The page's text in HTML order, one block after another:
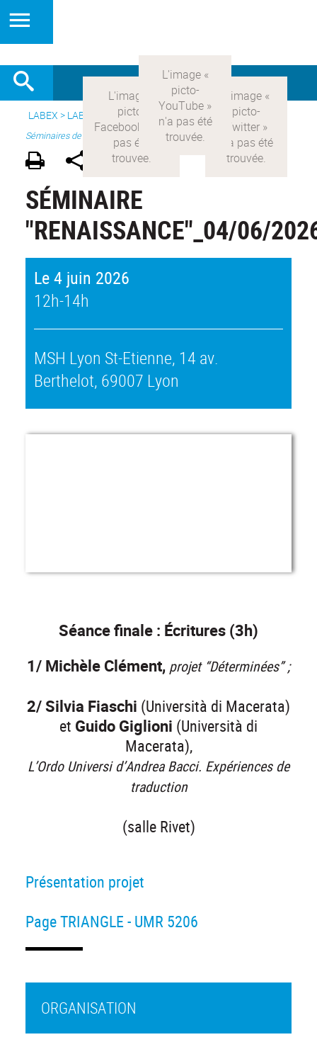
LABEX > LABEX COMOD> Version française > Recherche >
Séminaires de recherche
SÉMINAIRE
"RENAISSANCE"_04/06/
Le 4 juin 2026
12h-14h
MSH Lyon St-Etienne, 14 av.
Berthelot, 69007 Lyon
Séance finale : Écritures (3h)
1/ Michèle Clément, projet “Déterminées” ;
2/ Silvia Fiaschi (Università di Macerata)
et Guido Giglioni (Università di
Macerata),
L’Ordo Universi d’Andrea Bacci. Expériences de
traduction
(salle Rivet)
Présentation projet
Page TRIANGLE - UMR 5206
ORGANISATION